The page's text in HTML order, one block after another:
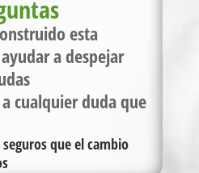
esta
a despejar
cualquier duda que
que el cambio